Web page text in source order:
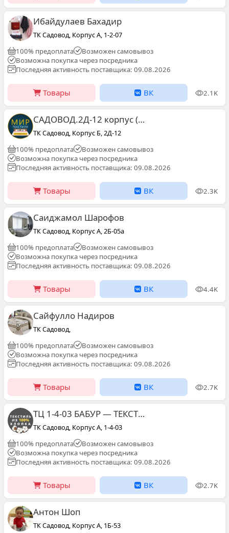
Ибайдулаев Бахадир
ТК Садовод, Корпус А, 1-2-07
100% предоплата
Возможен самовывоз
Возможна покупка через посредника
Последняя активность поставщика: 09.08.2026
Товары ВК 2.1K
САДОВОД.2Д-12 корпус (Б)Текстиль
ТК Садовод, Корпус Б, 2Д-12
100% предоплата
Возможен самовывоз
Возможна покупка через посредника
Последняя активность поставщика: 09.08.2026
Товары ВК 2.3K
Саиджамол Шарофов
ТК Садовод, Корпус А, 2Б-05a
100% предоплата
Возможен самовывоз
Возможна покупка через посредника
Последняя активность поставщика: 09.08.2026
Товары ВК 4.4K
Сайфулло Надиров
ТК Садовод,
100% предоплата
Возможен самовывоз
Возможна покупка через посредника
Последняя активность поставщика: 09.08.2026
Товары ВК 2.7K
ТЦ 1-4-03 БАБУР — ТЕКСТИЛЬ | САДОВОД | ОПТ
ТК Садовод, Корпус А, 1-4-03
100% предоплата
Возможен самовывоз
Возможна покупка через посредника
Последняя активность поставщика: 09.08.2026
Товары ВК 2.7K
Антон Шоп
ТК Садовод, Корпус А, 1Б-53